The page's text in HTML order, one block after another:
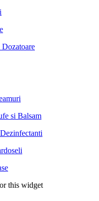
Dozatoare
si Balsam
this widget